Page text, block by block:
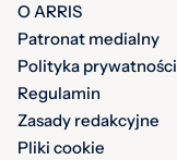
O ARRIS
Patronat medialny
Polityka prywatności
Regulamin
Zasady redakcyjne
Pliki cookie